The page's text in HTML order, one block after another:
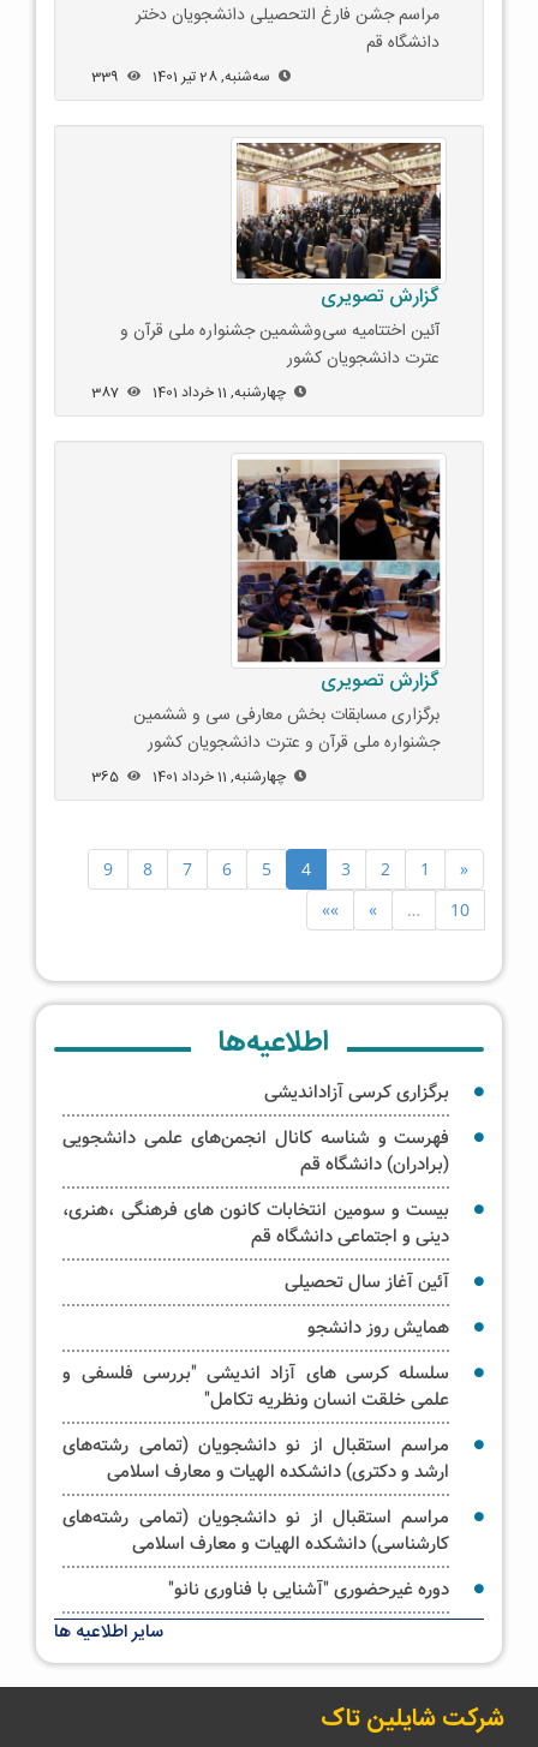
مراسم جشن فارغ التحصیلی دانشجویان دختر
دانشگاه قم
ﺳﻪشنبه, 28 تیر 1401 339
گزارش تصویری
آئین اختتامیه سی‌وششمین جشنواره ملی قرآن و
عترت دانشجویان کشور
چهارشنبه, 11 خرداد 1401 387
گزارش تصویری
برگزاری مسابقات بخش معارفی سی و ششمین
جشنواره ملی قرآن و عترت دانشجویان کشور
چهارشنبه, 11 خرداد 1401 365
«
1
2
3
4
5
6
7
8
9
10
…
»
»»
اطلاعیه‌ها
برگزاری کرسی‌ آزاداندیشی
فهرست و شناسه کانال انجمن‌های علمی دانشجویی
(برادران) دانشگاه قم
بیست و سومین انتخابات کانون های فرهنگی ،هنری،
دینی و اجتماعی دانشگاه قم
آئین آغاز سال تحصیلی
همایش روز دانشجو
سلسله کرسی های آزاد اندیشی "بررسی فلسفی و
علمی خلقت انسان ونظریه تکامل"
مراسم استقبال از نو دانشجویان (تمامی رشته‌های
ارشد و دکتری) دانشکده الهیات و معارف اسلامی
مراسم استقبال از نو دانشجویان (تمامی رشته‌های
کارشناسی) دانشکده الهیات و معارف اسلامی
دوره غیرحضوری "آشنایی با فناوری نانو"
آیین غبار روبی حرم حضرت فاطمه معصومه سلام الله
علیها _ویژه خواهران
سایر اطلاعیه ها
شرکت شایلین تاک